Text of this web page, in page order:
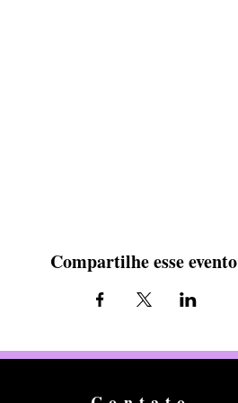
Compartilhe esse evento